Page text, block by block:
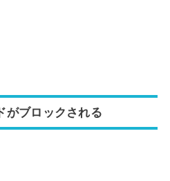
がブロックされる